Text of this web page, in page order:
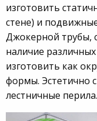
изготовить
стене) и
Джокерной трубы,
наличие
изготовить как
формы. Эстетично
лестничные перила.